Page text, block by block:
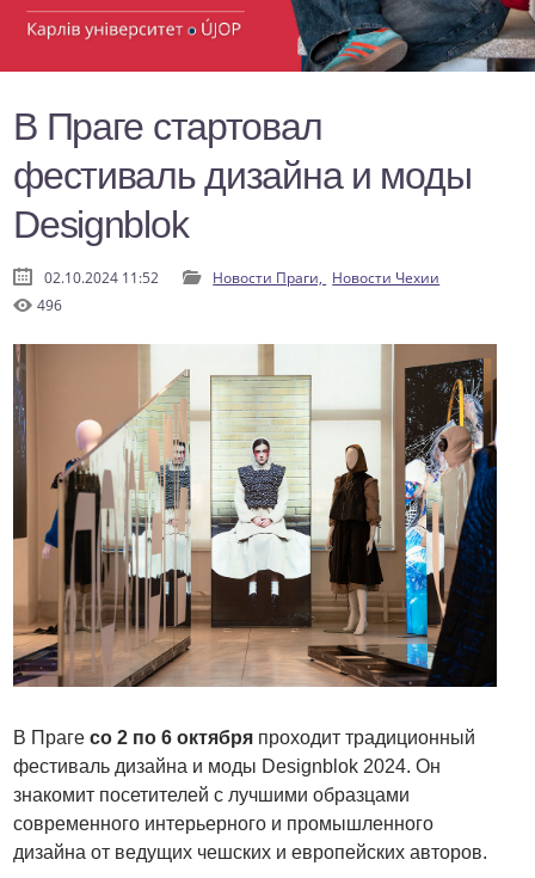
В Праге стартовал
фестиваль дизайна и моды
Designblok
02.10.2024 11:52 Новости Праги, Новости Чехии
496
В Прагесо 2 по 6 октября проходит традиционный
фестиваль дизайна и моды Designblok 2024. Он
знакомит посетителей с лучшими образцами
современного интерьерного и промышленного
дизайна от ведущих чешских и европейских авторов.